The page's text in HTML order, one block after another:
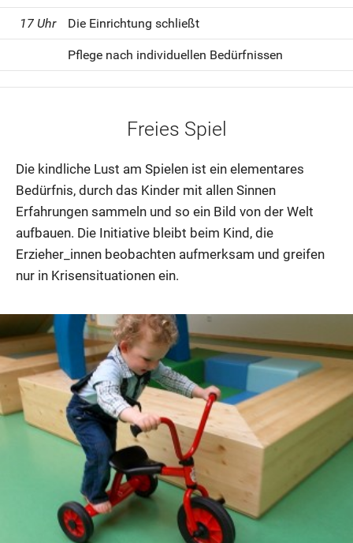
17 Uhr Die Einrichtung schließt
Pflege nach individuellen Bedürfnissen
Freies Spiel
Die kindliche Lust am Spielen ist ein elementares
Bedürfnis, durch das Kinder mit allen Sinnen
Erfahrungen sammeln und so ein Bild von der Welt
aufbauen. Die Initiative bleibt beim Kind, die
Erzieher_innen beobachten aufmerksam und greifen
nur in Krisensituationen ein.